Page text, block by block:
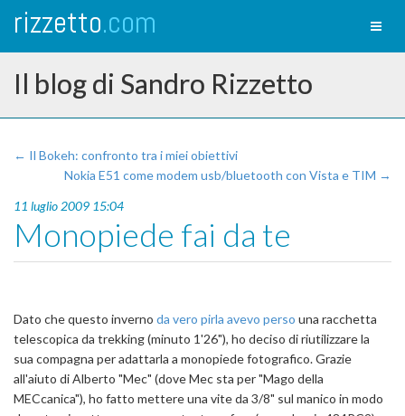
rizzetto.com
Il blog di Sandro Rizzetto
← Il Bokeh: confronto tra i miei obiettivi
Nokia E51 come modem usb/bluetooth con Vista e TIM →
11 luglio 2009 15:04
Monopiede fai da te
Dato che questo inverno da vero pirla avevo perso una racchetta
telescopica da trekking (minuto 1'26"), ho deciso di riutilizzare la
sua compagna per adattarla a monopiede fotografico. Grazie
all'aiuto di Alberto "Mec" (dove Mec sta per "Mago della
MECcanica"), ho fatto mettere una vite da 3/8" sul manico in modo